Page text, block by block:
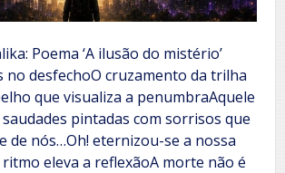
Poema ‘A ilusão do mistério’
desfecho‎O cruzamento da trilha
que visualiza a penumbra‎Aquele
pintadas com sorrisos que
de nós…‎Oh! eternizou-se a nossa
eleva a reflexão‎A morte não é